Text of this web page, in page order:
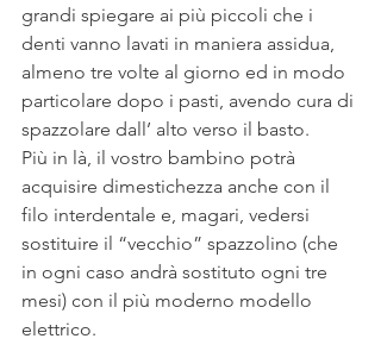
grandi spiegare ai più piccoli che i
denti vanno lavati in maniera assidua,
almeno tre volte al giorno ed in modo
particolare dopo i pasti, avendo cura di
spazzolare dall’ alto verso il basto.
Più in là, il vostro bambino potrà
acquisire dimestichezza anche con il
filo interdentale e, magari, vedersi
sostituire il “vecchio” spazzolino (che
in ogni caso andrà sostituto ogni tre
mesi) con il più moderno modello
elettrico.